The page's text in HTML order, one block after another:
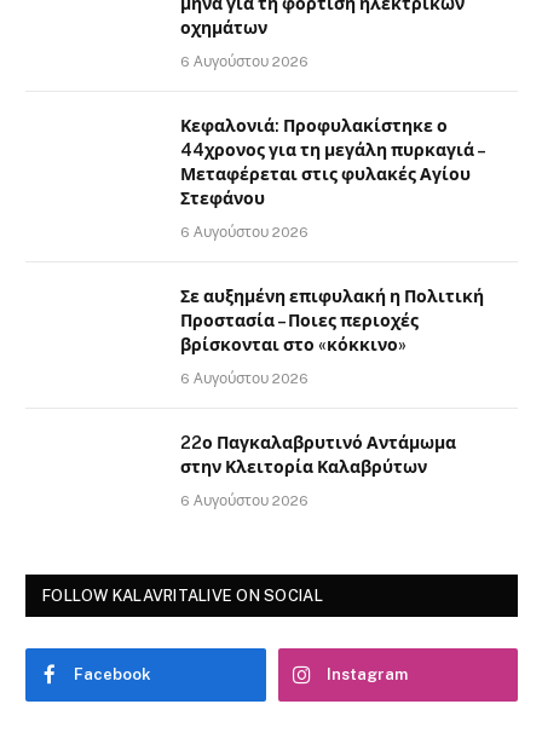
οχημάτων
6 Αυγούστου 2026
Κεφαλονιά: Προφυλακίστηκε ο
44χρονος για τη μεγάλη πυρκαγιά –
Μεταφέρεται στις φυλακές Αγίου
Στεφάνου
6 Αυγούστου 2026
Σε αυξημένη επιφυλακή η Πολιτική
Προστασία – Ποιες περιοχές
βρίσκονται στο «κόκκινο»
6 Αυγούστου 2026
22ο Παγκαλαβρυτινό Αντάμωμα
στην Κλειτορία Καλαβρύτων
6 Αυγούστου 2026
FOLLOW KALAVRITALIVE ON SOCIAL
Facebook Instagram